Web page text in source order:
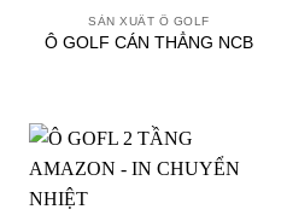
SẢN XUẤT Ô GOLF
Ô GOLF CÁN THẲNG NCB